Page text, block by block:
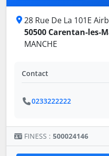
28 Rue De La 101E
50500 Carentan-les-
MANCHE
Contact
0233222222
FINESS : 500024146